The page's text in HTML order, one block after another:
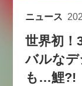
セミナー
ニュース
世界初！
バルな
も…鯉?!